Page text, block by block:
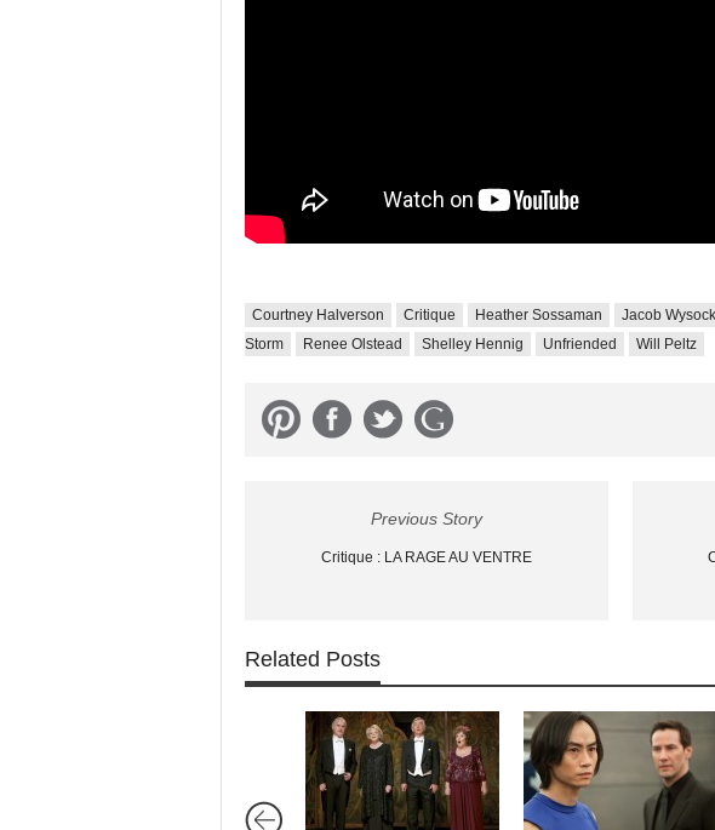
Courtney Halverson Critique Heather Sossaman Jacob
Storm
Renee Olstead Shelley Hennig Unfriended Will Peltz
Previous Story
Critique : LA RAGE AU VENTRE
Related Posts